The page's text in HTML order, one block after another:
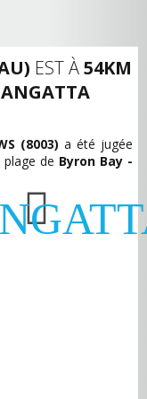
EST À54KM
(8003) a été jugée
de Byron Bay -